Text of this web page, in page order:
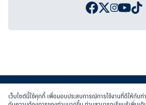
เว็บไซต์นี้ใช้คุกกี้ เพื่อมอบประสบการณ์การใช้งานที่ดีให้กับ